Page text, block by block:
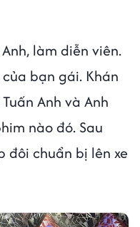
làm diễn viên.
bạn gái. Khán
Anh và Anh
nào đó. Sau
đôi chuẩn bị lên xe